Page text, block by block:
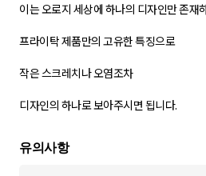
이는 오로지 세상에 하나의 디자인만 존재
프라이탁 제품만의 고유한 특징으로
작은 스크레치나 오염조차
디자인의 하나로 보아주시면 됩니다.
유의사항